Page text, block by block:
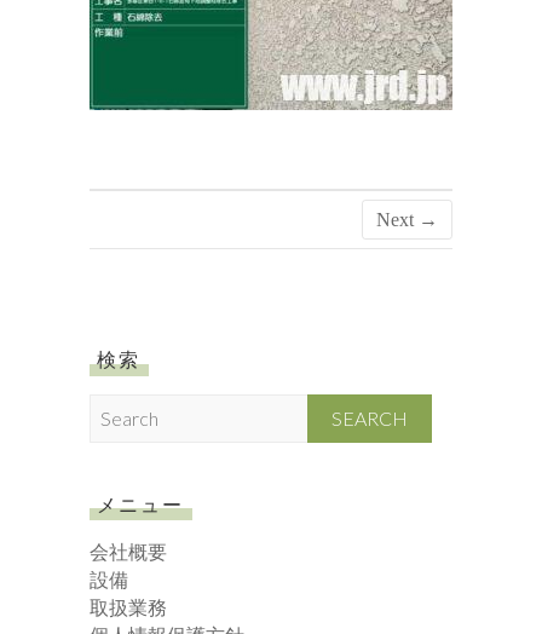
Next →
検索
c
h
メニュー
会社概要
設備
取扱業務